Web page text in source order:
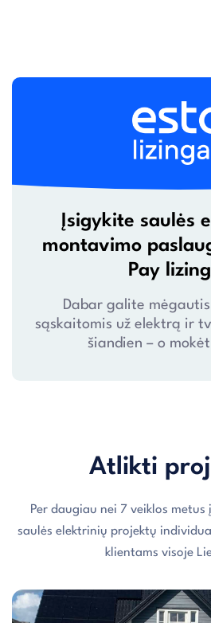
Įsigykite saulės
montavimo
Pay
Dabar galite
sąskaitomis už elektrą ir
šiandien – o
Atlikti
Per daugiau nei 7 veiklos
saulės elektrinių projektų
klientams visoje